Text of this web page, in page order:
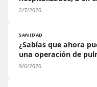
2/7/2026
SANIDAD
¿Sabías que ahora
una operación de
9/6/2026